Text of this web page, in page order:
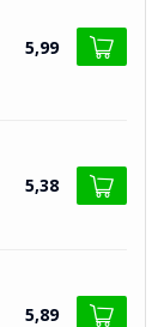
5,99
5,38
5,89